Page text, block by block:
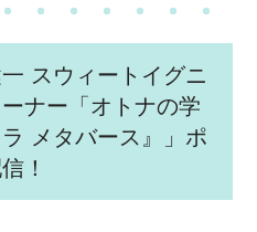
スウィートイグニ
ナー「オトナの学
メタバース』」ポ
！